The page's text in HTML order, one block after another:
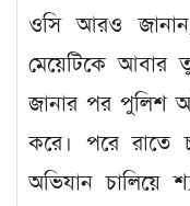
ওসি আরও
মেয়েটিকে আবার
জানার পর পুলিশ
করে। পরে রাতে
অভিযান চালিয়ে